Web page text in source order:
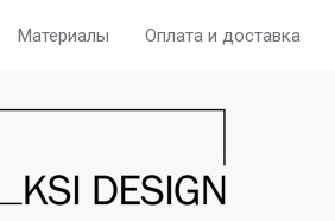
Материалы Оплата и доставка